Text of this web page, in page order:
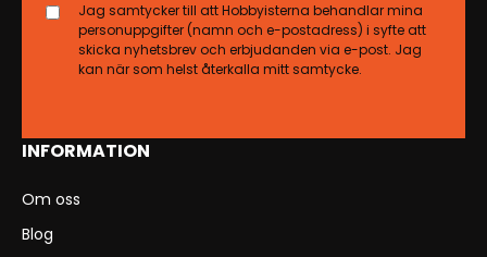
INFORMATION
Om oss
Blog
Jag samtycker till att Hobbyisterna behandlar mina
personuppgifter (namn och e-postadress) i syfte att
skicka nyhetsbrev och erbjudanden via e-post. Jag
kan när som helst återkalla mitt samtycke.